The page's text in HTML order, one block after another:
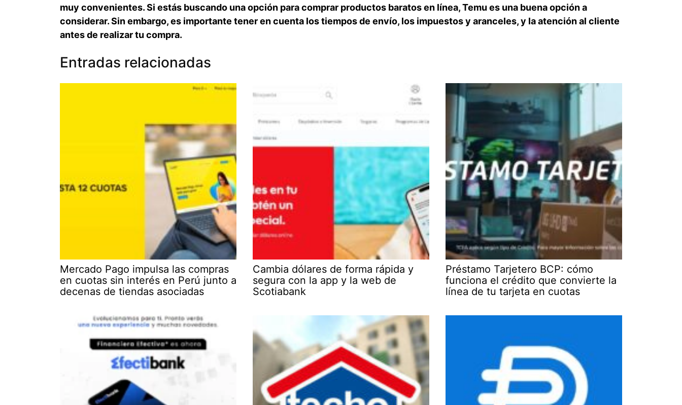
muy convenientes. Si estás buscando una opción para comprar productos baratos en línea, Temu es una buena opción a
considerar. Sin embargo, es importante tener en cuenta los tiempos de envío, los impuestos y aranceles, y la atención al cliente
antes de realizar tu compra.
Entradas relacionadas
Mercado Pago impulsa las compras
en cuotas sin interés en Perú junto a
decenas de tiendas asociadas
Cambia dólares de forma rápida y
segura con la app y la web de
Scotiabank
Préstamo Tarjetero BCP: cómo
funciona el crédito que convierte la
línea de tu tarjeta en cuotas